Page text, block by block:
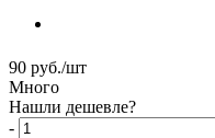
90 руб./шт
Много
Нашли дешевле?
-